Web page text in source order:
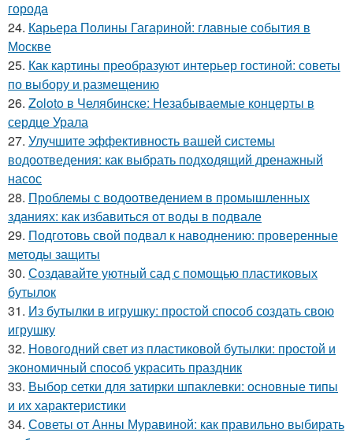
города
24. Карьера Полины Гагариной: главные события в
Москве
25. Как картины преобразуют интерьер гостиной: советы
по выбору и размещению
26. Zoloto в Челябинске: Незабываемые концерты в
сердце Урала
27. Улучшите эффективность вашей системы
водоотведения: как выбрать подходящий дренажный
насос
28. Проблемы с водоотведением в промышленных
зданиях: как избавиться от воды в подвале
29. Подготовь свой подвал к наводнению: проверенные
методы защиты
30. Создавайте уютный сад с помощью пластиковых
бутылок
31. Из бутылки в игрушку: простой способ создать свою
игрушку
32. Новогодний свет из пластиковой бутылки: простой и
экономичный способ украсить праздник
33. Выбор сетки для затирки шпаклевки: основные типы
и их характеристики
34. Советы от Анны Муравиной: как правильно выбирать